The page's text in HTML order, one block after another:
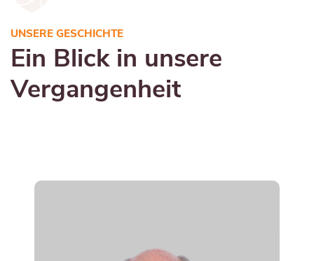
UNSERE GESCHICHTE
Ein Blick in unsere
Vergangenheit